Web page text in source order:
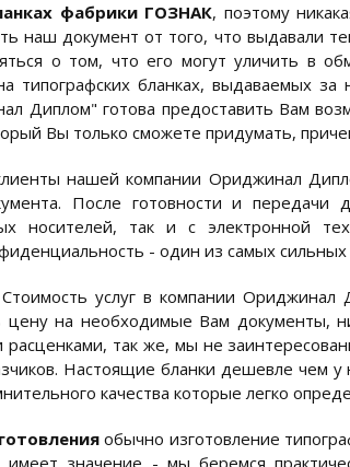
фабрики ГОЗНАК, поэтому
наш документ от того, что выдавали
о том, что его могут уличить в
типографских бланках, выдаваемых
Диплом" готова предоставить Вам
Вы только сможете придумать,
нашей компании Ориджинал
После готовности и передачи
носителей, так и с электронной
- один из самых
услуг в компании Ориджинал
на необходимые Вам документы,
так же, мы не
Настоящие бланки дешевле чем
качества которые легко
обычно изготовление
имеет значение - мы беремся